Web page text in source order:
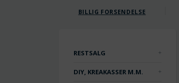
BILLIG FORSENDELSE
RESTSALG
DIY, KREAKASSER M.M.